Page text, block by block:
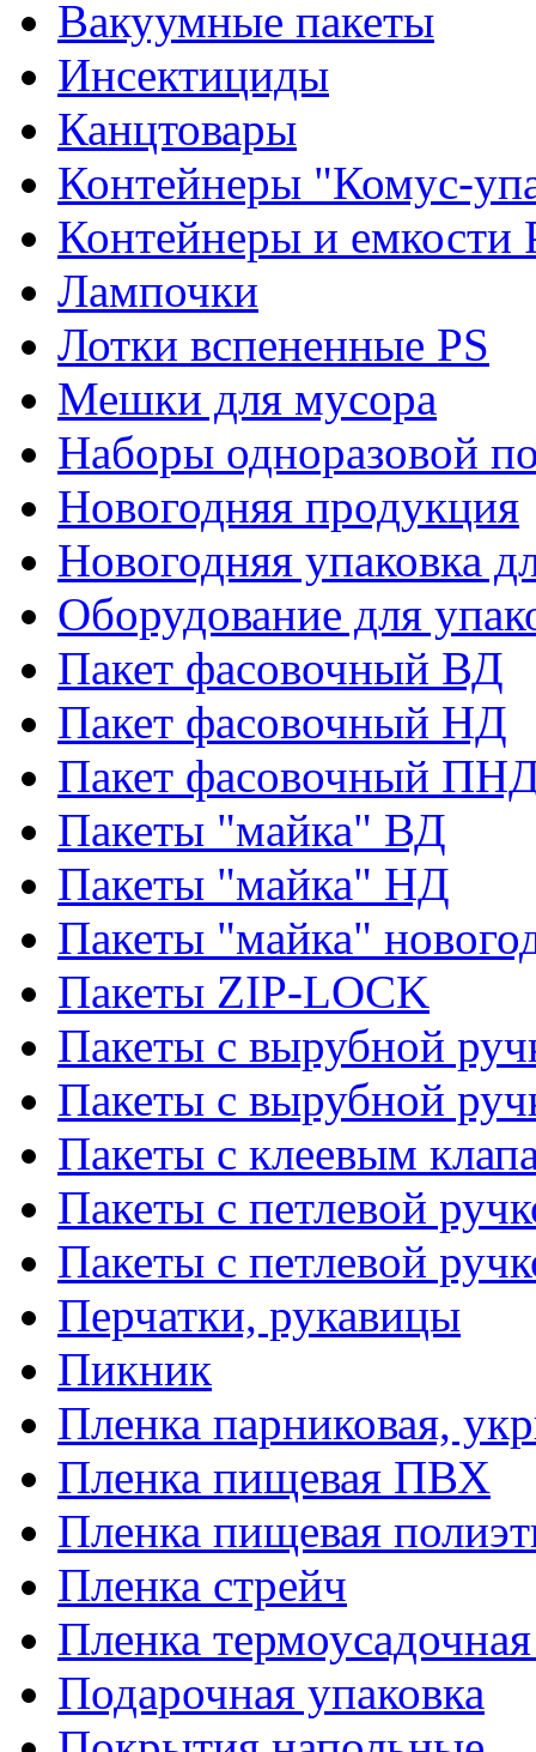
Вакуумные пакеты
Инсектициды
Канцтовары
Контейнеры "Комус-
Контейнеры и емкости
Лампочки
Лотки вспененные PS
Мешки для мусора
Наборы одноразовой
Новогодняя продукция
Новогодняя упаковка
Оборудование для
Пакет фасовочный ВД
Пакет фасовочный НД
Пакет фасовочный
Пакеты "майка" ВД
Пакеты "майка" НД
Пакеты "майка"
Пакеты ZIP-LOCK
Пакеты с вырубной
Пакеты с вырубной
Пакеты с клеевым
Пакеты с петлевой
Пакеты с петлевой
Перчатки, рукавицы
Пикник
Пленка парниковая,
Пленка пищевая ПВХ
Пленка пищевая
Пленка стрейч
Пленка
Подарочная упаковка